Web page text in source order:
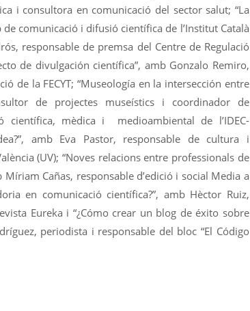
i consultora en comunicació del sector salut; “La
de comunicació i difusió científica de l’Institut Català
responsable de premsa del Centre de Regulació
de divulgación científica”, amb Gonzalo Remiro,
de la FECYT; “Museología en la intersección entre
de projectes museístics i coordinador de
científica, mèdica i medioambiental de l’IDEC-
amb Eva Pastor, responsable de cultura i
(UV); “Noves relacions entre professionals de
Cañas, responsable d’edició i social Media a
en comunicació científica?”, amb Hèctor Ruiz,
Eureka i “¿Cómo crear un blog de éxito sobre
periodista i responsable del bloc “El Código